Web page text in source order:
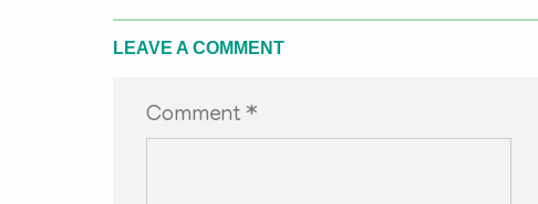
LEAVE A COMMENT
Comment *